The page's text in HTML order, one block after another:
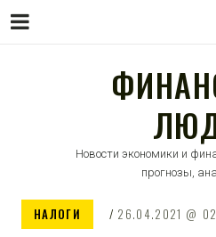
Новости экономики и
прогнозы,
НАЛОГИ 26.04.2021